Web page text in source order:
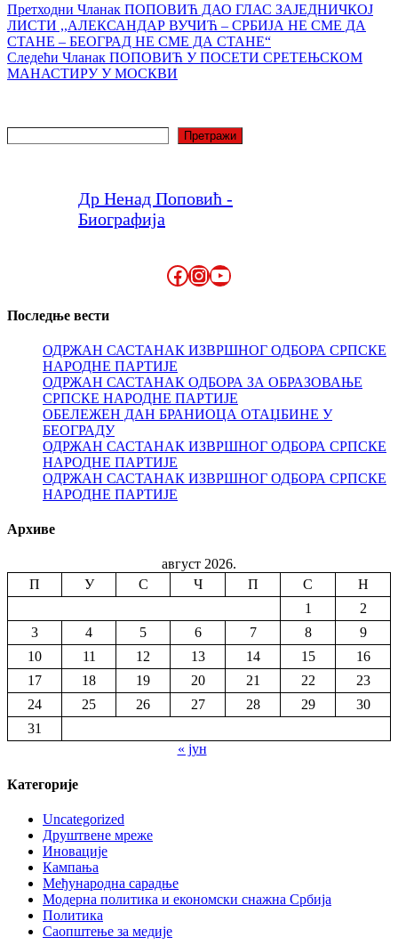
Претходни Чланак ПОПОВИЋ ДАО ГЛАС ЗАЈЕДНИЧКОЈ
ЛИСТИ ,,АЛЕКСАНДАР ВУЧИЋ – СРБИЈА НЕ СМЕ ДА
СТАНЕ – БЕОГРАД НЕ СМЕ ДА СТАНЕ“
Следећи Чланак ПОПОВИЋ У ПОСЕТИ СРЕТЕЊСКОМ
МАНАСТИРУ У МОСКВИ
Претражи
Др Ненад Поповић -
Биографија
Facebook
Instagram
YouTube
Последње вести
ОДРЖАН САСТАНАК ИЗВРШНОГ ОДБОРА СРПСКЕ
НАРОДНЕ ПАРТИЈЕ
ОДРЖАН САСТАНАК ОДБОРА ЗА ОБРАЗОВАЊЕ
СРПСКЕ НАРОДНЕ ПАРТИЈЕ
ОБЕЛЕЖЕН ДАН БРАНИОЦА ОТАЏБИНЕ У
БЕОГРАДУ
ОДРЖАН САСТАНАК ИЗВРШНОГ ОДБОРА СРПСКЕ
НАРОДНЕ ПАРТИЈЕ
ОДРЖАН САСТАНАК ИЗВРШНОГ ОДБОРА СРПСКЕ
НАРОДНЕ ПАРТИЈЕ
Архиве
август 2026.
П
У С Ч П С
Н
1
2
3
4 5 6 7 8
9
10
11 12 13 14 15
16
17
18 19 20 21 22
23
24
25 26 27 28 29
30
31
« јун
Категорије
Uncategorized
Друштвене мреже
Иновације
Кампања
Међународна сарадње
Модерна политика и економски снажна Србија
Политика
Саопштење за медије